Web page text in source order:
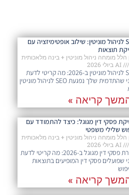
SEO לניהול מוניטין: שילוב אופטימיזציה עם
תוצאות
הלל מומחה ניהול מוניטין + בינה מלאכותית
AI
SEO לניהול מוניטין ב-2026: מה קריטי לדעת
לפני שהתדמית שלך נפגעת SEO לניהול מוניטין
קריאה »
פסקי דין מגוגל: כיצד להתמודד עם
שלילי משפטי
הלל מומחה ניהול מוניטין + בינה מלאכותית
AI
הסרת פסקי דין מגוגל ב-2026: מה קריטי לדעת
שפועלים פסקי דין המופיעים בתוצאות
קריאה »